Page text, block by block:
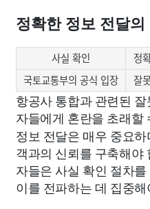
정확한 정보 전달의
사실 확인 정
국토교통부의 공식 입장
잘
항공사 통합과 관련된
자들에게 혼란을 초래할
정보 전달은 매우 중요
객과의 신뢰를 구축해야
자들은 사실 확인 절차
이를 전파하는 데 집중